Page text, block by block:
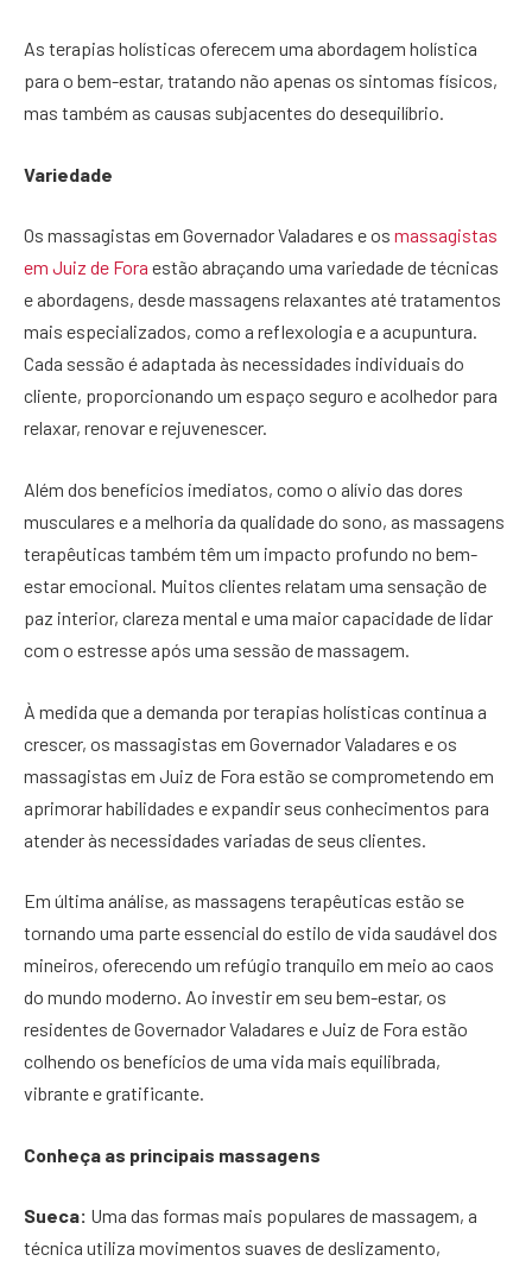
As terapias holísticas oferecem uma abordagem holística
para o bem-estar, tratando não apenas os sintomas físicos,
mas também as causas subjacentes do desequilíbrio.
Variedade
Os massagistas em Governador Valadares e os massagistas
em Juiz de Fora estão abraçando uma variedade de técnicas
e abordagens, desde massagens relaxantes até tratamentos
mais especializados, como a reflexologia e a acupuntura.
Cada sessão é adaptada às necessidades individuais do
cliente, proporcionando um espaço seguro e acolhedor para
relaxar, renovar e rejuvenescer.
Além dos benefícios imediatos, como o alívio das dores
musculares e a melhoria da qualidade do sono, as massagens
terapêuticas também têm um impacto profundo no bem-
estar emocional. Muitos clientes relatam uma sensação de
paz interior, clareza mental e uma maior capacidade de lidar
com o estresse após uma sessão de massagem.
À medida que a demanda por terapias holísticas continua a
crescer, os massagistas em Governador Valadares e os
massagistas em Juiz de Fora estão se comprometendo em
aprimorar habilidades e expandir seus conhecimentos para
atender às necessidades variadas de seus clientes.
Em última análise, as massagens terapêuticas estão se
tornando uma parte essencial do estilo de vida saudável dos
mineiros, oferecendo um refúgio tranquilo em meio ao caos
do mundo moderno. Ao investir em seu bem-estar, os
residentes de Governador Valadares e Juiz de Fora estão
colhendo os benefícios de uma vida mais equilibrada,
vibrante e gratificante.
Conheça as principais massagens
Sueca: Uma das formas mais populares de massagem, a
técnica utiliza movimentos suaves de deslizamento,